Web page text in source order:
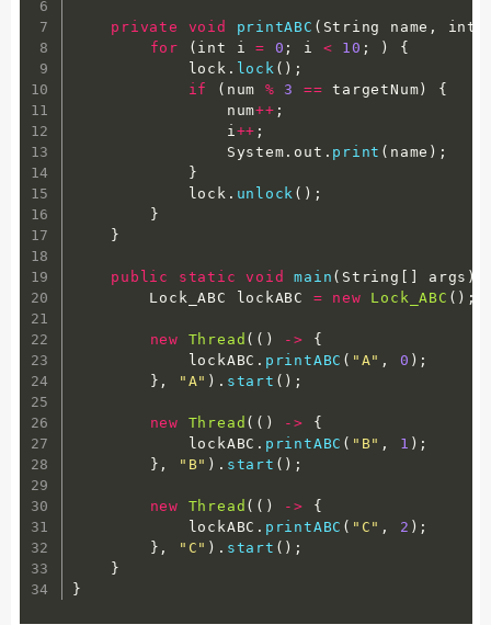
private void printABC ( String name ,
int
for
( int i = 0 ; i < 10 ; )
{
            lock
. lock ( ) ;
if
( num % 3 == targetNum)
{
                num
++ ;
                i
++ ;
                System
. out . print ( name ) ;
}
            lock
. unlock ( ) ;
}
}
public static void main ( String [ ] args )
        Lock_ABC lockABC
= new Lock_ABC ( ) ;
new Thread ( ( ) ->
{
            lockABC
. printABC ( "A" , 0 ) ;
} , "A" ) . start ( ) ;
new Thread ( ( ) ->
{
            lockABC
. printABC ( "B" , 1 ) ;
} , "B" ) . start ( ) ;
new Thread ( ( ) ->
{
            lockABC
. printABC ( "C" , 2 ) ;
} , "C" ) . start ( ) ;
}
}